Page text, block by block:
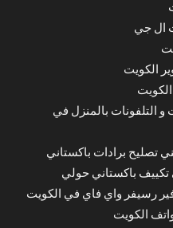
ال جي
الكويت
و التلفونات بالمنزل في
باكستاني حولي
رسيفر واي فاي في الكويت
الكويت